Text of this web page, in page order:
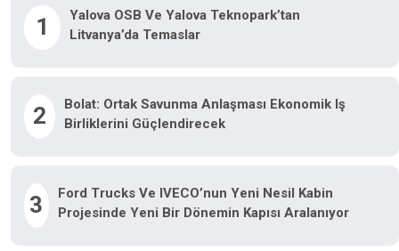
1
Yalova OSB Ve Yalova Teknopark’tan
Litvanya’da Temaslar
2
Bolat: Ortak Savunma Anlaşması Ekonomik Iş
Birliklerini Güçlendirecek
3
Ford Trucks Ve IVECO’nun Yeni Nesil Kabin
Projesinde Yeni Bir Dönemin Kapısı Aralanıyor